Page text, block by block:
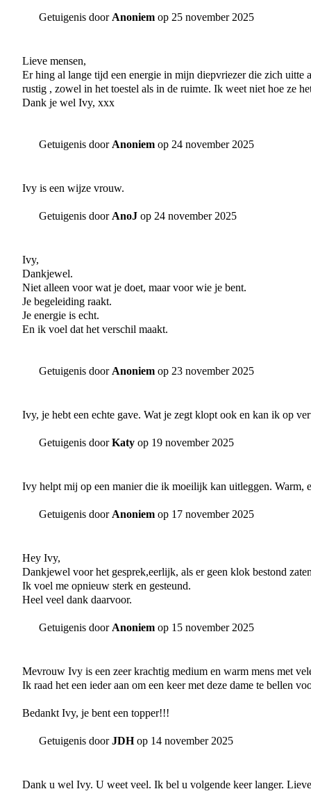
Getuigenis doorAnoniem op 25 november 2025
Lieve mensen,
Er hing al lange tijd een energie in mijn diepvriezer die zich
rustig , zowel in het toestel als in de ruimte. Ik weet niet hoe ze
Dank je wel Ivy, xxx
Getuigenis doorAnoniem op 24 november 2025
Ivy is een wijze vrouw.
Getuigenis doorAnoJ op 24 november 2025
Ivy,
Dankjewel.
Niet alleen voor wat je doet, maar voor wie je bent.
Je begeleiding raakt.
Je energie is echt.
En ik voel dat het verschil maakt.
Getuigenis doorAnoniem op 23 november 2025
Ivy, je hebt een echte gave. Wat je zegt klopt ook en kan ik op
Getuigenis doorKaty op 19 november 2025
Ivy helpt mij op een manier die ik moeilijk kan uitleggen. Warm,
Getuigenis doorAnoniem op 17 november 2025
Hey Ivy,
Dankjewel voor het gesprek,eerlijk, als er geen klok bestond
Ik voel me opnieuw sterk en gesteund.
Heel veel dank daarvoor.
Getuigenis doorAnoniem op 15 november 2025
Mevrouw Ivy is een zeer krachtig medium en warm mens met
Ik raad het een ieder aan om een keer met deze dame te bellen
Bedankt Ivy, je bent een topper!!!
Getuigenis doorJDHop 14 november 2025
Dank u wel Ivy. U weet veel. Ik bel u volgende keer langer.